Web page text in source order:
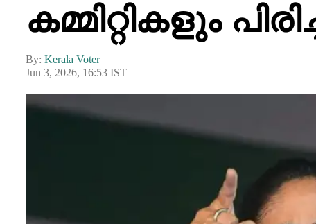
കമ്മിറ്റികളും
By: Kerala Voter
Jun 3, 2026, 16:53 IST